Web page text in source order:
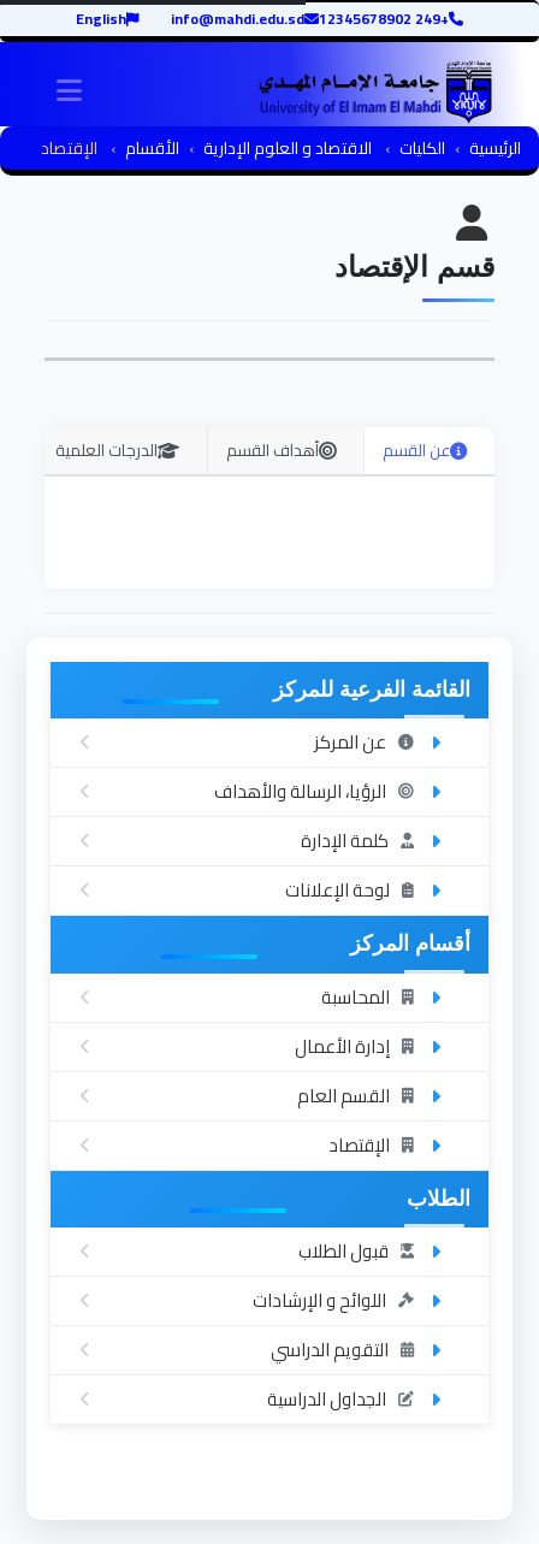
+249 12345678902
info@mahdi.edu.sd
English
الرئيسية الكليات الاقتصاد و العلوم الإدارية الأقسام الإقتصاد
قسم الإقتصاد
عن القسم أهداف القسم الدرجات العلمية
القائمة الفرعية للمركز
عن المركز
الرؤيا، الرسالة والأهداف
كلمة الإدارة
لوحة الإعلانات
أقسام المركز
المحاسبة
إدارة الأعمال
القسم العام
الإقتصاد
الطلاب
قبول الطلاب
اللوائح و الإرشادات
التقويم الدراسي
الجداول الدراسية